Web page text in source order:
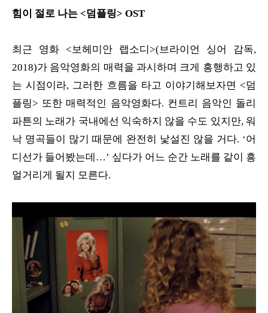
힘이 절로 나는 <덤플링> OST
최근 영화 <보헤미안 랩소디>(브라이언 싱어 감독,
2018)가 음악영화의 매력을 과시하며 크게 흥행하고 있
는 시점이라, 그러한 흐름을 타고 이야기해보자면 <덤
플링> 또한 매력적인 음악영화다. 컨트리 음악인 돌리
파튼의 노래가 국내에선 익숙하지 않을 수도 있지만, 워
낙 명곡들이 많기 때문에 완전히 낯설진 않을 거다. ‘어
디선가 들어봤는데…’ 싶다가 어느 순간 노래를 같이 흥
얼거리게 될지 모른다.